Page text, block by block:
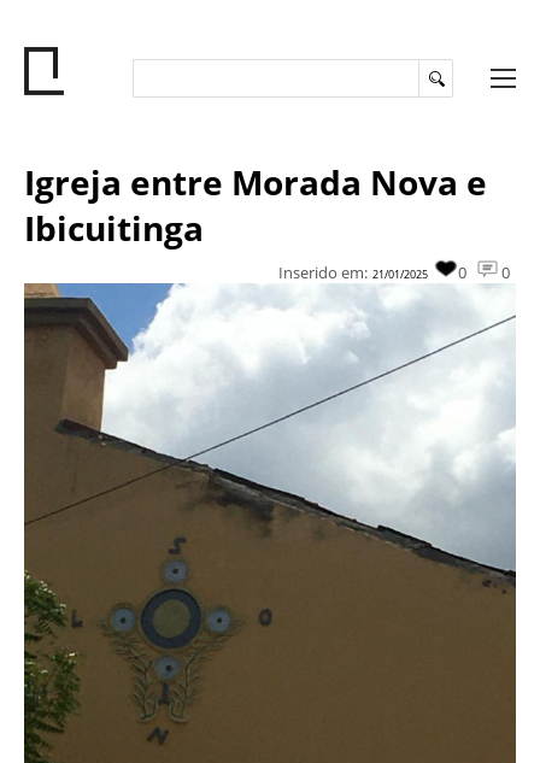
Igreja entre Morada Nova e
Ibicuitinga
0
0
Inserido em: 21/01/2025